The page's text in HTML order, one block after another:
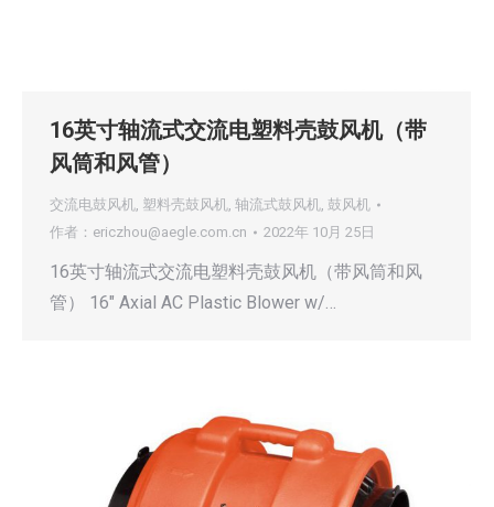
16英寸轴流式交流电塑料壳鼓风机（带
风筒和风管）
交流电鼓风机, 塑料壳鼓风机, 轴流式鼓风机, 鼓风机
作者： ericzhou@aegle.com.cn 2022年 10月 25日
16英寸轴流式交流电塑料壳鼓风机（带风筒和风
管） 16″ Axial AC Plastic Blower w/…